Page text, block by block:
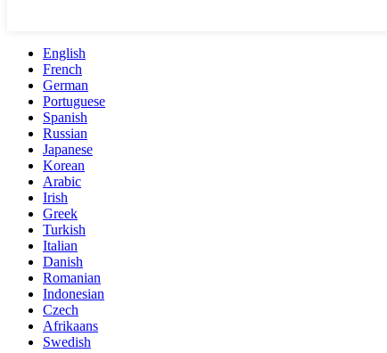
English
French
German
Portuguese
Spanish
Russian
Japanese
Korean
Arabic
Irish
Greek
Turkish
Italian
Danish
Romanian
Indonesian
Czech
Afrikaans
Swedish